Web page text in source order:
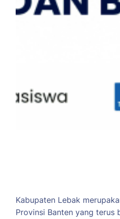
Kabupaten Lebak
Provinsi Banten yang terus